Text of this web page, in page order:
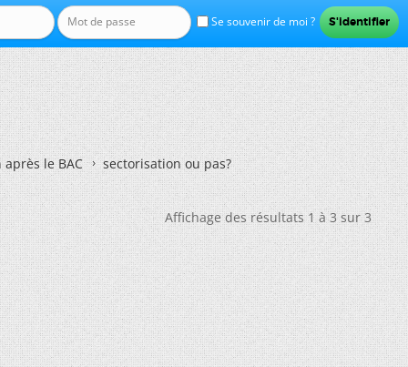
Se souvenir de moi ?
le BAC sectorisation ou pas?
Affichage des résultats 1 à 3 sur 3